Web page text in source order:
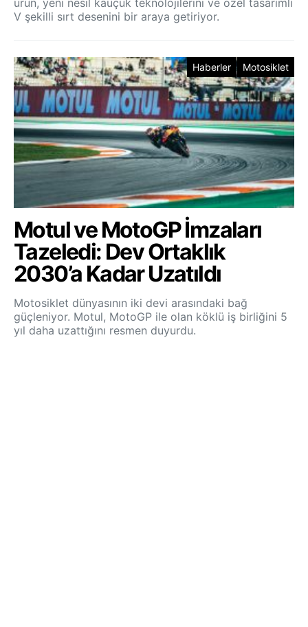
ürün, yeni nesil kauçuk teknolojilerini ve özel tasarımlı
V şekilli sırt desenini bir araya getiriyor.
Haberler Motosiklet
Motul ve MotoGP İmzaları
Tazeledi: Dev Ortaklık
2030’a Kadar Uzatıldı
Motosiklet dünyasının iki devi arasındaki bağ
güçleniyor. Motul, MotoGP ile olan köklü iş birliğini 5
yıl daha uzattığını resmen duyurdu.